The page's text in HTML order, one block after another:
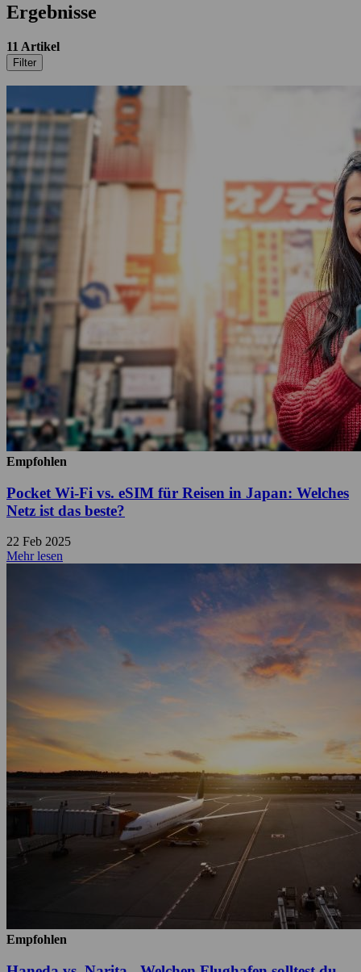
Ergebnisse
11 Artikel
Filter
Empfohlen
Pocket Wi-Fi vs. eSIM für Reisen in Japan: Welches
Netz ist das beste?
22 Feb 2025
Mehr lesen
Empfohlen